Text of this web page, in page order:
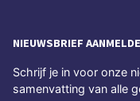
NIEUWSBRIEF
Schrijf je in voor onze
samenvatting van alle